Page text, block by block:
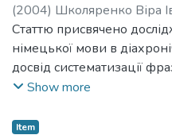
(2004) Школяренко Віра
Ivanivna
Статтю присвячено
німецької мови в
досвід систематизації
діахронії, заснований на
генетичний аналіз
Show more
Item